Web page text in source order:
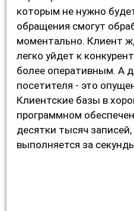
которым не нужно
обращения смогут
моментально. Клиент
легко уйдет к
более оперативным. А
посетителя - это
Клиентские базы в
программном
десятки тысяч
выполняется за